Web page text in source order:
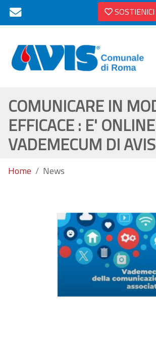
SOSTIENICI
COMUNICARE IN
EFFICACE : E'
VADEMECUM DI AVIS
Home News